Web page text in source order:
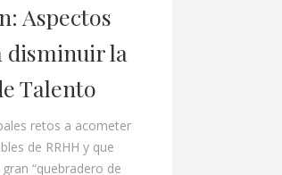
Aspectos
disminuir la
Talento
retos a acometer
de RRHH y que
“quebradero de